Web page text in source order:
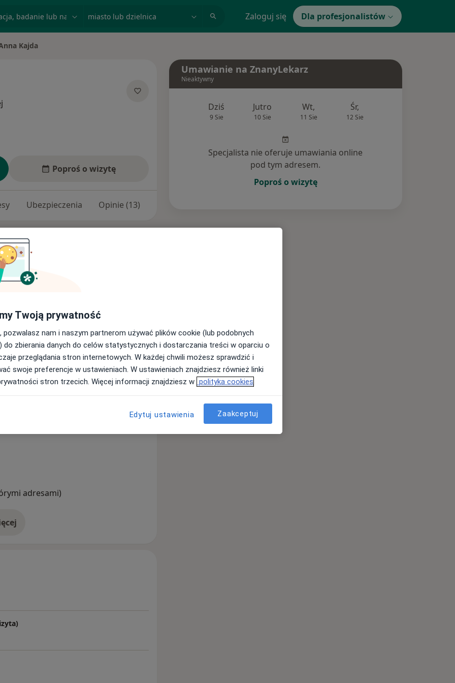
Zaloguj się Dla profesjonalistów
miastoKajda
Poproś o wizytę
Ubezpieczenia Opinie (13)
socjoterapeutką
całościowe szkolenie z
Centrum Psychodynamicznym,
biorąc udział w szkoleniach,
Psychodynamicznej oraz
podejście do zgłaszanych
bezpiecznej relacji
rozumienia problemów oraz
koncentruję się
psychicznych i utrwalonych
się do cierpienia oraz
poszukuję źródeł
adresami)
Umawianie na ZnanyLekarz
Nieaktywny
Dziś
9 Sie
Jutro
10 Sie
Wt,
11 Sie
Śr,
12 Sie
Specjalista nie oferuje umawiania online
pod tym adresem.
Poproś o wizytę
Twoją prywatność
pozwalasz nam i naszym partnerom używać plików cookie (lub podobnych
do zbierania danych do celów statystycznych i dostarczania treści w oparciu o
przeglądania stron internetowych. W każdej chwili możesz sprawdzić i
swoje preferencje w ustawieniach. W ustawieniach znajdziesz również linki
stron trzecich. Więcej informacji znajdziesz w polityka cookies
Edytuj ustawienia Zaakceptuj